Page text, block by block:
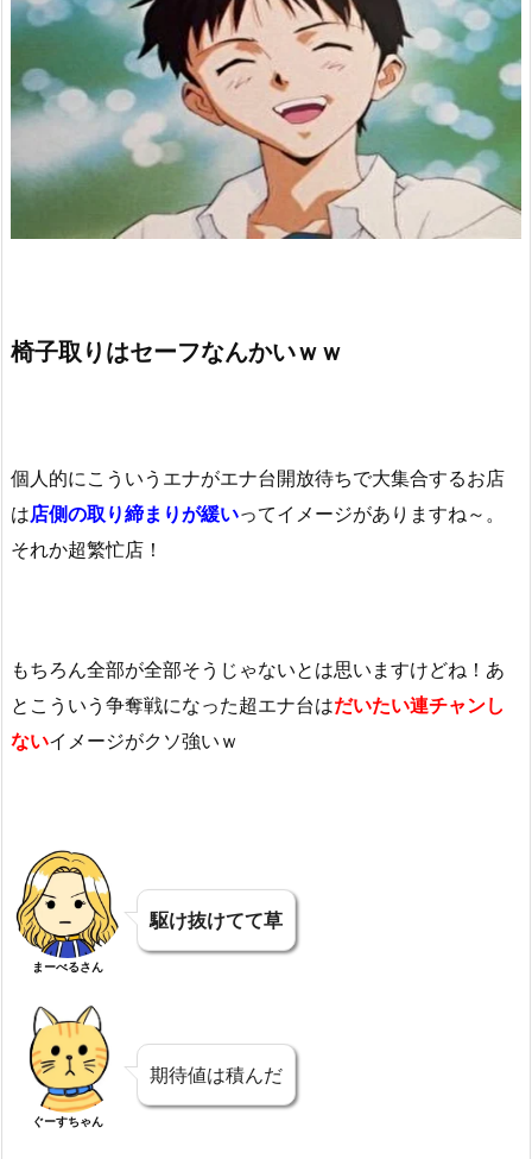
椅子取りはセーフなんかいｗｗ
個人的にこういうエナがエナ台開放待ちで大集合するお店
は店側の取り締まりが緩いってイメージがありますね～。
それか超繁忙店！
もちろん全部が全部そうじゃないとは思いますけどね！あ
とこういう争奪戦になった超エナ台はだいたい連チャンし
ないイメージがクソ強いｗ
まーべるさん
駆け抜けてて草
ぐーすちゃん
期待値は積んだ